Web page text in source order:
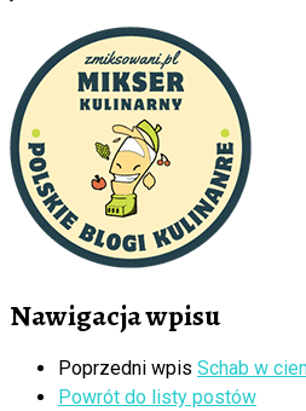
Nawigacja wpisu
Poprzedni wpis Schab w
Powrót do listy postów